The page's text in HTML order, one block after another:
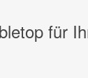
für